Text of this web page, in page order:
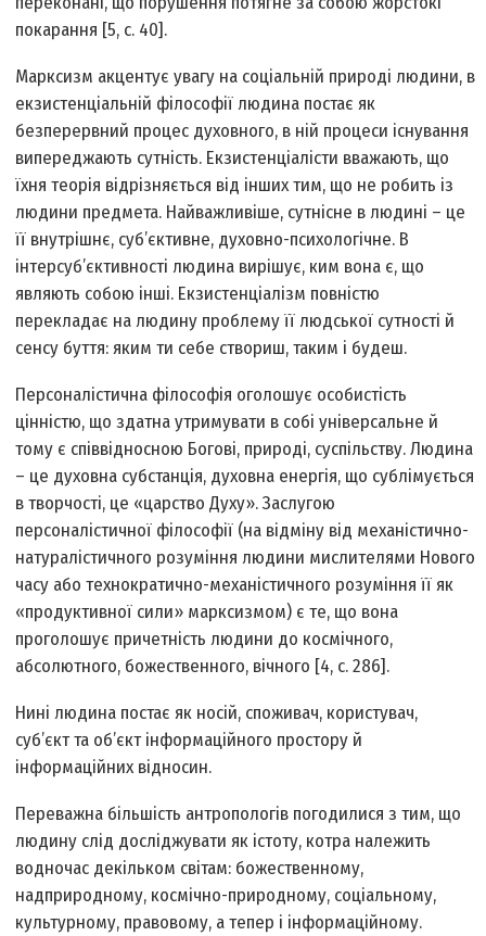
покарання [5, с. 40].
Марксизм акцентує увагу на соціальній природі людини, в
екзистенціальній філософії людина постає як
безперервний процес духовного, в ній процеси існування
випереджають сутність. Екзистенціалісти вважають, що
їхня теорія відрізняється від інших тим, що не робить із
людини предмета. Найважливіше, сутнісне в людині – це
її внутрішнє, суб’єктивне, духовно-психологічне. В
інтерсуб’єктивності людина вирішує, ким вона є, що
являють собою інші. Екзистенціалізм повністю
перекладає на людину проблему її людської сутності й
сенсу буття: яким ти себе створиш, таким і будеш.
Персоналістична філософія оголошує особистість
цінністю, що здатна утримувати в собі універсальне й
тому є співвідносною Богові, природі, суспільству. Людина
– це духовна субстанція, духовна енергія, що сублімується
в творчості, це «царство Духу». Заслугою
персоналістичної філософії (на відміну від механістично-
натуралістичного розуміння людини мислителями Нового
часу або технократично-механістичного розуміння її як
«продуктивної сили» марксизмом) є те, що вона
проголошує причетність людини до космічного,
абсолютного, божественного, вічного [4, с. 286].
Нині людина постає як носій, споживач, користувач,
суб’єкт та об’єкт інформаційного простору й
інформаційних відносин.
Переважна більшість антропологів погодилися з тим, що
людину слід досліджувати як істоту, котра належить
водночас декільком світам: божественному,
надприродному, космічно-природному, соціальному,
культурному, правовому, а тепер і інформаційному.